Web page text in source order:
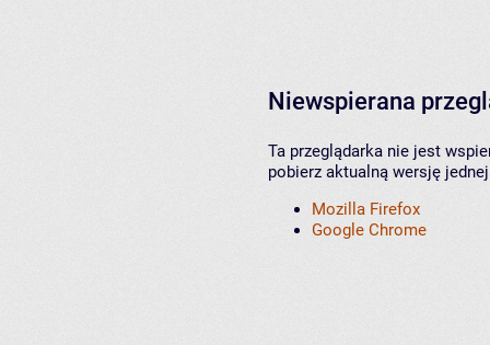
Niewspierana
Ta przeglądarka nie jest
pobierz aktualną wersję
Mozilla Firefox
Google Chrome